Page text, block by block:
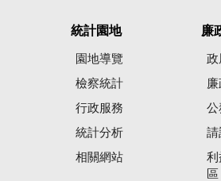
統計園地
園地導覽
檢察統計
行政服務
統計分析
相關網站
廉
政
公
請
利
區